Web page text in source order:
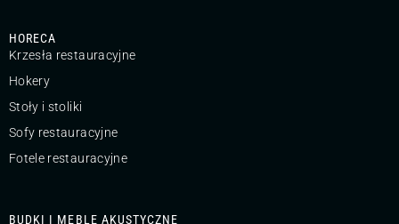
HORECA
Krzesła restauracyjne
Hokery
Stoły i stoliki
Sofy restauracyjne
Fotele restauracyjne
BUDKI I MEBLE AKUSTYCZNE